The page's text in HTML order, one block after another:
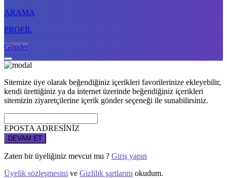
ARAMA
PROFİL
Gönder
Sitemize üye olarak beğendiğiniz içerikleri favorilerinize ekleyebilir,
kendi ürettiğiniz ya da internet üzerinde beğendiğiniz içerikleri
sitemizin ziyaretçilerine içerik gönder seçeneği ile sunabilirsiniz.
EPOSTA ADRESİNİZ
DEVAM ET
Zaten bir üyeliğiniz mevcut mu ? Giriş yapın
Üyelik sözleşmesini ve Gizlilik şartlarını okudum.